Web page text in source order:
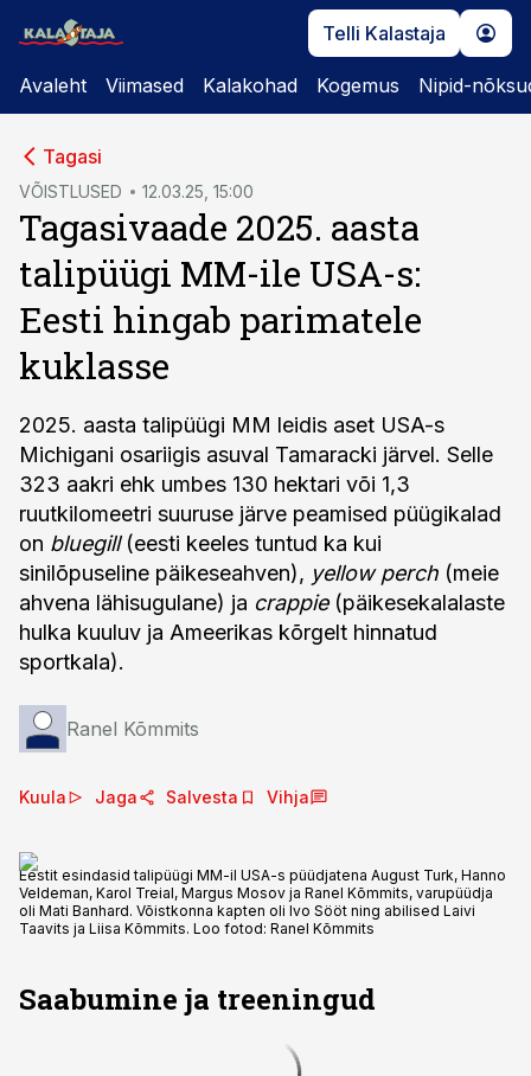
Telli Kalastaja
Avaleht Viimased Kalakohad Kogemus Nipid-
Tagasi
VÕISTLUSED 12.03.25, 15:00
Tagasivaade 2025. aasta
talipüügi MM-ile USA-s:
Eesti hingab parimatele
kuklasse
2025. aasta talipüügi MM leidis aset USA-s
Michigani osariigis asuval Tamaracki järvel. Selle
323 aakri ehk umbes 130 hektari või 1,3
ruutkilomeetri suuruse järve peamised püügikalad
on bluegill(eesti keeles tuntud ka kui
sinilõpuseline päikeseahven), yellow perch (meie
ahvena lähisugulane) ja crappie(päikesekalalaste
hulka kuuluv ja Ameerikas kõrgelt hinnatud
sportkala).
Ranel Kõmmits
Kuula Jaga Salvesta Vihja
Eestit esindasid talipüügi MM-il USA-s püüdjatena August Turk, Hanno
Veldeman, Karol Treial, Margus Mosov ja Ranel Kõmmits, varupüüdja
oli Mati Banhard. Võistkonna kapten oli Ivo Sööt ning abilised Laivi
Taavits ja Liisa Kõmmits. Loo fotod: Ranel Kõmmits
Saabumine ja treeningud